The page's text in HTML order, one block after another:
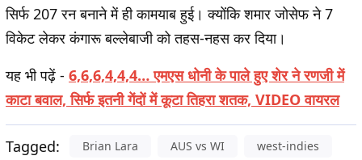
सिर्फ 207 रन बनाने में ही कामयाब हुई। क्योंकि शमार जोसेफ ने 7
विकेट लेकर कंगारू बल्लेबाजी को तहस-नहस कर दिया।
यह भी पढ़ें - 6,6,6,4,4,4… एमएस धोनी के पाले हुए शेर ने रणजी में
काटा बवाल, सिर्फ इतनी गेंदों में कूटा तिहरा शतक, VIDEO वायरल
Tagged: Brian Lara AUS vs WI west-indies